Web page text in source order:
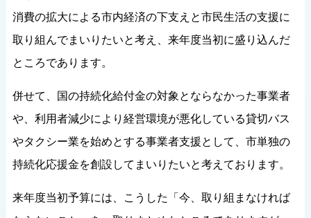
消費の拡大による市内経済の下支えと市民生活の支援に
取り組んでまいりたいと考え、来年度当初に盛り込んだ
ところであります。
併せて、国の持続化給付金の対象とならなかった事業者
や、利用者減少により経営環境が悪化している貸切バス
やタクシー業を始めとする事業者支援として、市単独の
持続化応援金を創設してまいりたいと考えております。
来年度当初予算には、こうした「今、取り組まなければ